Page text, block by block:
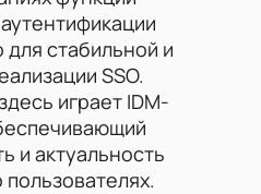
стабильной и
SSO.
играет IDM-
и актуальность